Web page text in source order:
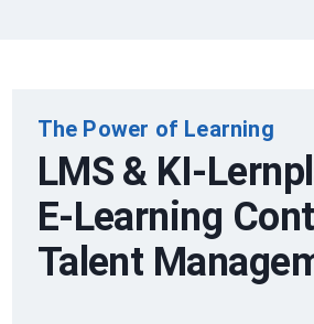
The Power of Learning
LMS & KI-
E-Learning
Talent